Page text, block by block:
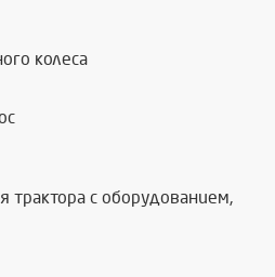
колеса
трактора с оборудованием,